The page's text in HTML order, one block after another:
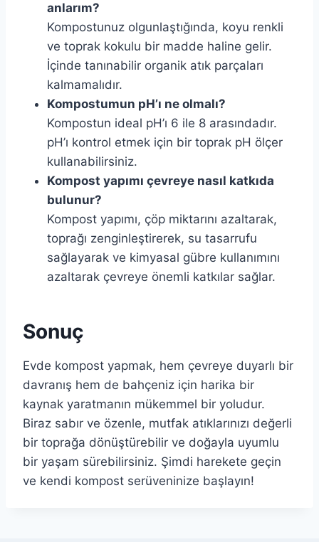
anlarım?
Kompostunuz olgunlaştığında, koyu renkli
ve toprak kokulu bir madde haline gelir.
İçinde tanınabilir organik atık parçaları
kalmamalıdır.
Kompostumun pH’ı ne olmalı?
Kompostun ideal pH’ı 6 ile 8 arasındadır.
pH’ı kontrol etmek için bir toprak pH ölçer
kullanabilirsiniz.
Kompost yapımı çevreye nasıl katkıda
bulunur?
Kompost yapımı, çöp miktarını azaltarak,
toprağı zenginleştirerek, su tasarrufu
sağlayarak ve kimyasal gübre kullanımını
azaltarak çevreye önemli katkılar sağlar.
Sonuç
Evde kompost yapmak, hem çevreye duyarlı bir
davranış hem de bahçeniz için harika bir
kaynak yaratmanın mükemmel bir yoludur.
Biraz sabır ve özenle, mutfak atıklarınızı değerli
bir toprağa dönüştürebilir ve doğayla uyumlu
bir yaşam sürebilirsiniz. Şimdi harekete geçin
ve kendi kompost serüveninize başlayın!